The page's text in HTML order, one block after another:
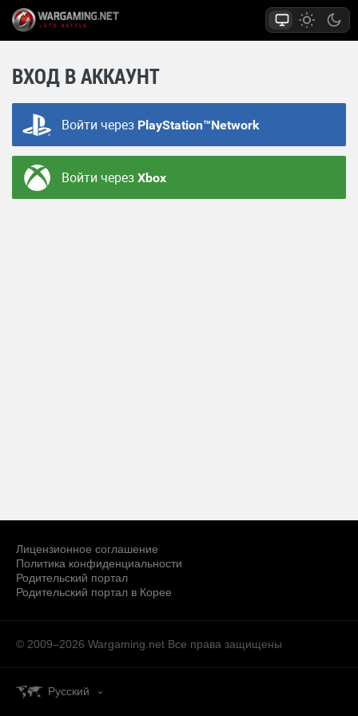
ВХОД В АККАУНТ
Войти через PlayStation™Network
Войти черезXbox
Лицензионное соглашение
Политика конфиденциальности
Родительский портал
Родительский портал в Корее
© 2009–2026 Wargaming.net Все права защищены
Русский